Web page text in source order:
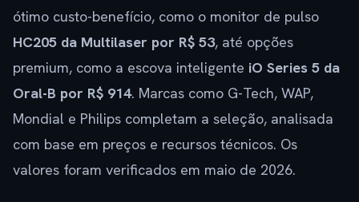
ótimo custo-benefício, como o monitor de pulso
HC205 da Multilaser por R$ 53, até opções
premium, como a escova inteligente iO Series 5 da
Oral-B por R$ 914. Marcas como G-Tech, WAP,
Mondial e Philips completam a seleção, analisada
com base em preços e recursos técnicos. Os
valores foram verificados em maio de 2026.